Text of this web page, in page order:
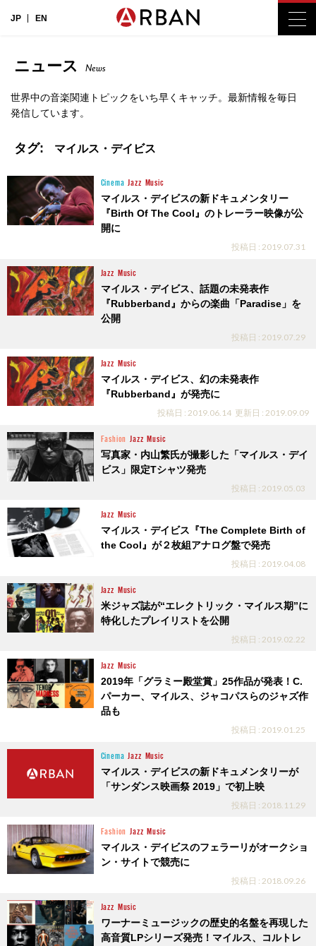
JP EN
ニュース News
世界中の音楽関連トピックをいち早くキャッチ。最新情報を毎日
発信しています。
タグ: マイルス・デイビス
Cinema Jazz Music
マイルス・デイビスの新ドキュメンタリー
『Birth Of The Cool』のトレーラー映像が公
開に
投稿日 : 2019.07.31
Jazz Music
マイルス・デイビス、話題の未発表作
『Rubberband』からの楽曲「Paradise」を
公開
投稿日 : 2019.07.29
Jazz Music
マイルス・デイビス、幻の未発表作
『Rubberband』が発売に
投稿日 : 2019.06.14 更新日 : 2019.09.09
Fashion Jazz Music
写真家・内山繁氏が撮影した「マイルス・デイ
ビス」限定Tシャツ発売
投稿日 : 2019.05.03
Jazz Music
マイルス・デイビス『The Complete Birth of
the Cool』が２枚組アナログ盤で発売
投稿日 : 2019.04.08
Jazz Music
米ジャズ誌が“エレクトリック・マイルス期”に
特化したプレイリストを公開
投稿日 : 2019.02.22
Jazz Music
2019年「グラミー殿堂賞」25作品が発表！C.
パーカー、マイルス、ジャコパスらのジャズ作
品も
投稿日 : 2019.01.25
Cinema Jazz Music
マイルス・デイビスの新ドキュメンタリーが
「サンダンス映画祭 2019」で初上映
投稿日 : 2018.11.29
Fashion Jazz Music
マイルス・デイビスのフェラーリがオークショ
ン・サイトで競売に
投稿日 : 2018.09.26
Jazz Music
ワーナーミュージックの歴史的名盤を再現した
高音質LPシリーズ発売！マイルス、コルトレ